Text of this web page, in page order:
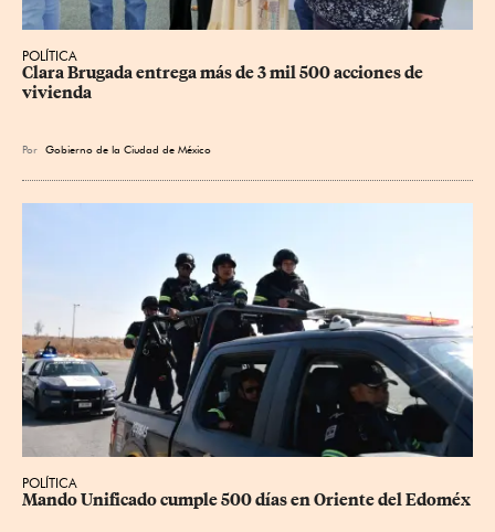
POLÍTICA
Clara Brugada entrega más de 3 mil 500 acciones de
vivienda
Por Gobierno de la Ciudad de México
POLÍTICA
Mando Unificado cumple 500 días en Oriente del Edoméx